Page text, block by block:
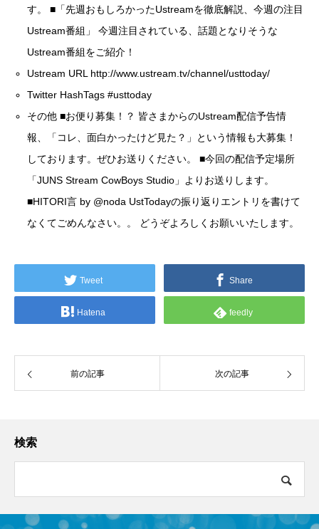
す。 ■「先週おもしろかったUstreamを徹底解説、今週の注目
Ustream番組」 今週注目されている、話題となりそうな
Ustream番組をご紹介！
Ustream URL http://www.ustream.tv/channel/usttoday/
Twitter HashTags#usttoday
その他 ■お便り募集！？ 皆さまからのUstream配信予告情
報、「コレ、面白かったけど見た？」という情報も大募集！
しております。ぜひお送りください。 ■今回の配信予定場所
「JUNS Stream CowBoys Studio」よりお送りします。
■HITORI言 by @noda UstTodayの振り返りエントリを書けて
なくてごめんなさい。。 どうぞよろしくお願いいたします。
Tweet Share
Hatena feedly
前の記事 次の記事
検索